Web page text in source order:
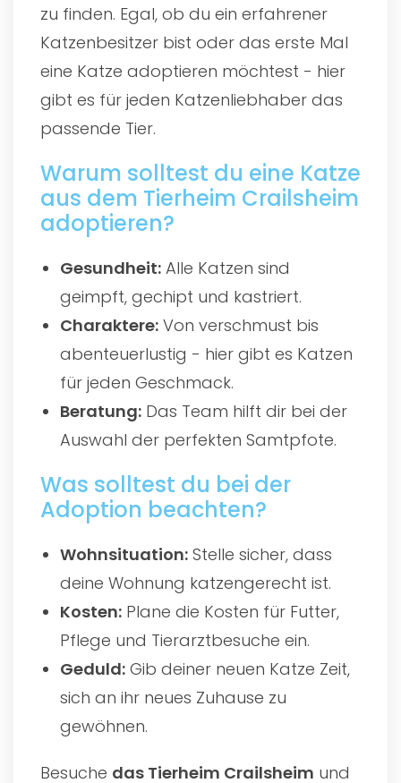
zu finden. Egal, ob du ein erfahrener
Katzenbesitzer bist oder das erste Mal
eine Katze adoptieren möchtest - hier
gibt es für jeden Katzenliebhaber das
passende Tier.
Warum solltest du eine Katze
aus dem Tierheim Crailsheim
adoptieren?
Gesundheit: Alle Katzen sind
geimpft, gechipt und kastriert.
Charaktere: Von verschmust bis
abenteuerlustig - hier gibt es Katzen
für jeden Geschmack.
Beratung: Das Team hilft dir bei der
Auswahl der perfekten Samtpfote.
Was solltest du bei der
Adoption beachten?
Wohnsituation: Stelle sicher, dass
deine Wohnung katzengerecht ist.
Kosten: Plane die Kosten für Futter,
Pflege und Tierarztbesuche ein.
Geduld: Gib deiner neuen Katze Zeit,
sich an ihr neues Zuhause zu
gewöhnen.
Besuche das Tierheim Crailsheim und